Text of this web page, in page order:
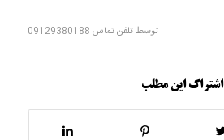
توسطتلفن تماس 09129380188
اشتراک این مطلب